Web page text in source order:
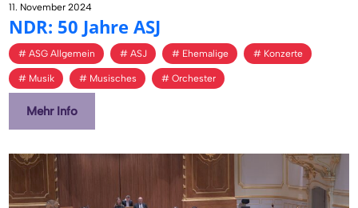
11. November 2024
NDR: 50 Jahre ASJ
ASG Allgemein ASJ Ehemalige Konzerte
Musik Musisches Orchester
Mehr Info